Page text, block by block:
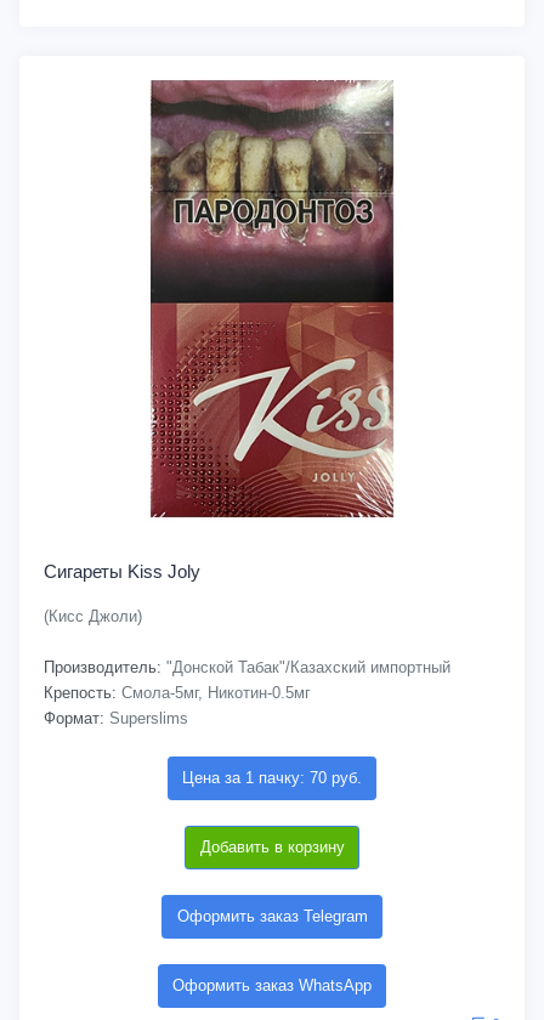
Сигареты Kiss Joly
(Кисс Джоли)
Производитель: "Донской Табак"/Казахский импортный
Крепость: Смола-5мг, Никотин-0.5мг
Формат: Superslims
Цена за 1 пачку: 70 руб.
Добавить в корзину
Оформить заказ Telegram
Оформить заказ WhatsApp